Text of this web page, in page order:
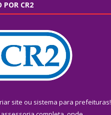
POR CR2
site ou sistema para prefeituras!